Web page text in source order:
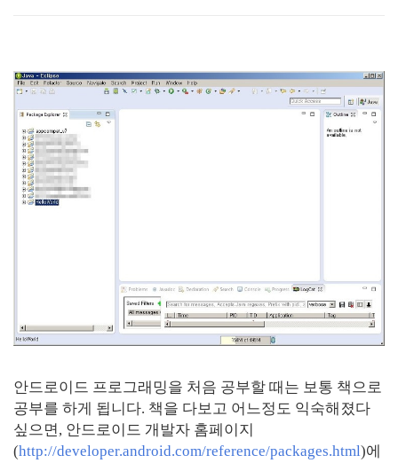
안드로이드 프로그래밍을 처음 공부할 때는 보통 책으로
공부를 하게 됩니다. 책을 다보고 어느정도 익숙해졌다
싶으면, 안드로이드 개발자 홈페이지
(http://developer.android.com/reference/packages.html)에